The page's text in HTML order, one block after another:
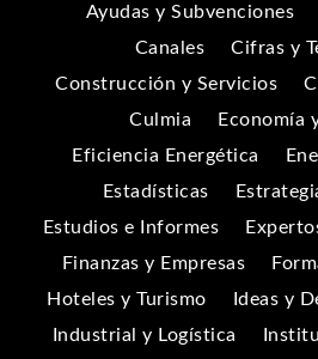
Ayudas y Subvenciones
Canales
Cifras y
Construcción y Servicios
Culmia
Economía
Eficiencia Energética
Estadísticas
Estudios e Informes
Finanzas y Empresas
Hoteles y Turismo
Ideas y
Industrial y Logística